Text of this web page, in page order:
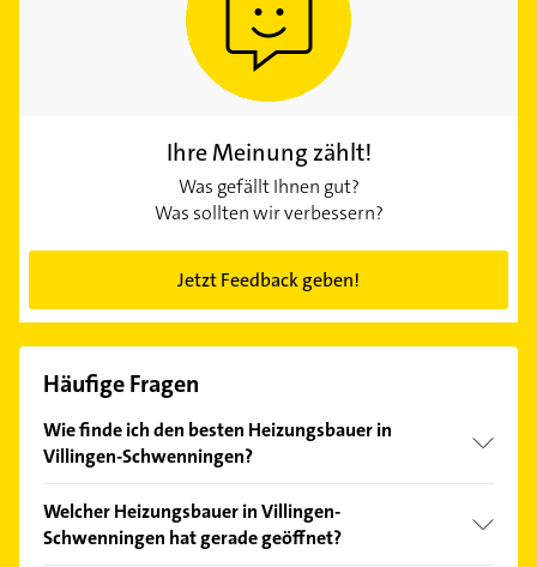
Ihre Meinung zählt!
Was gefällt Ihnen gut?
Was sollten wir verbessern?
Jetzt Feedback geben!
Häufige Fragen
Wie finde ich den besten Heizungsbauer in
Villingen-Schwenningen?
Kundenmeinungen und profitieren Sie von den
Empfehlungen. Die Suchergebnisse können Sie sich
Welcher Heizungsbauer in Villingen-
Schwenningen hat gerade geöffnet?